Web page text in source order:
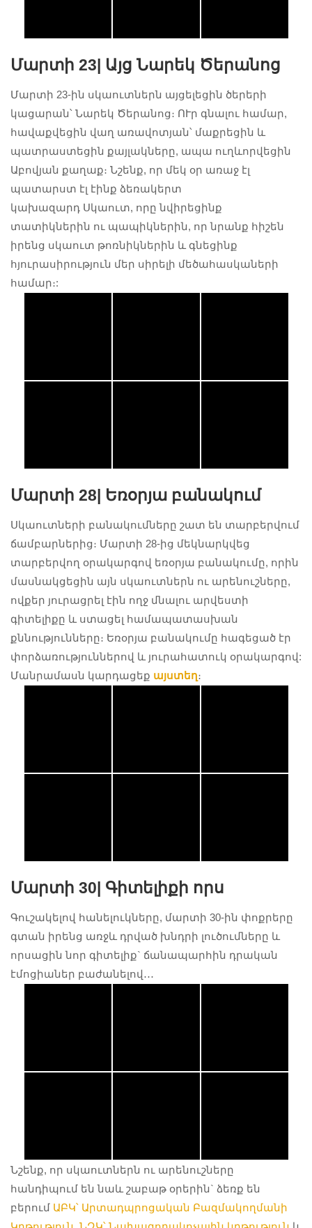
#AralezScouts
#cubs
ներ
Մարտի 23| Այց Նարեկ Ծերանոց
Մարտի 23-ին սկաուտներն այցելեցին ծերերի
կացարան՝ Նարեկ Ծերանոց։ ՈՒր գնալու համար,
հավաքվեցին վաղ առավոտյան՝ մաքրեցին և
պատրաստեցին քայլակները, ապա ուղևորվեցին
Աբովյան քաղաք։ Նշենք, որ մեկ օր առաջ էլ
պատարստ էլ էինք ձեռակերտ
կախազարդ Սկաուտ, որը նվիրեցինք
տատիկներին ու պապիկներին, որ նրանք հիշեն
իրենց սկաուտ թոռնիկներին և գնեցինք
հյուրասիրություն մեր սիրելի մեծահասկաների
համար։:
Մարտի 28| Եռօրյա բանակում
Սկաուտների բանակումները շատ են տարբերվում
ճամբարներից։ Մարտի 28-ից մեկնարկվեց
տարբերվող օրակարգով եռօրյա բանակումը, որին
մասնակցեցին այն սկաուտներն ու արենուշները,
ովքեր յուրացրել էին ողջ մնալու արվեստի
գիտելիքը և ստացել համապատասխան
քննությունները։ Եռօրյա բանակումը հագեցած էր
փորձառություններով և յուրահատուկ օրակարգով:
Մանրամասն կարդացեք այստեղ։
Մարտի 30| Գիտելիքի որս
Գուշակելով հանելուկները, մարտի 30-ին փոքրերը
գտան իրենց առջև դրված խնդրի լուծումները և
որսացին նոր գիտելիք` ճանապարհին դրական
էմոցիաներ բաժանելով․․․
Նշենք, որ սկաուտներն ու արենուշները
հանդիպում են նաև շաբաթ օրերին` ձեռք են
բերում ԱԲԿ՝ Արտադպրոցական Բազմակողմանի